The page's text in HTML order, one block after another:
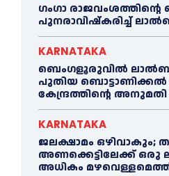
ഗംഗാ
പുനരാവിഷ്‌കരിച്ച്
KARNATAKA
ബെംഗളൂരുവിൽ
പുതിയ
കേന്ദ്രത്തിന്റെ
KARNATAKA
ജലക്ഷാമം ഒഴിവാകും;
അണക്കെട്ടിലേക്ക്
അധികം